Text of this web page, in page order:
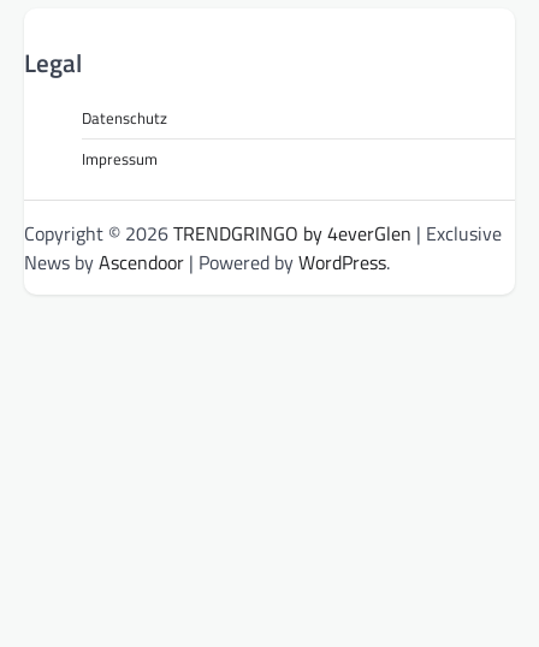
Legal
Datenschutz
Impressum
Copyright © 2026TRENDGRINGO by 4everGlen | Exclusive
News byAscendoor | Powered byWordPress.